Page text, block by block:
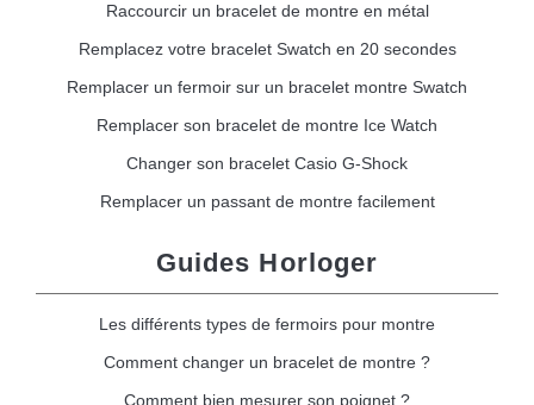
Raccourcir un bracelet de montre en métal
Remplacez votre bracelet Swatch en 20 secondes
Remplacer un fermoir sur un bracelet montre Swatch
Remplacer son bracelet de montre Ice Watch
Changer son bracelet Casio G-Shock
Remplacer un passant de montre facilement
Guides Horloger
Les différents types de fermoirs pour montre
Comment changer un bracelet de montre ?
Comment bien mesurer son poignet ?